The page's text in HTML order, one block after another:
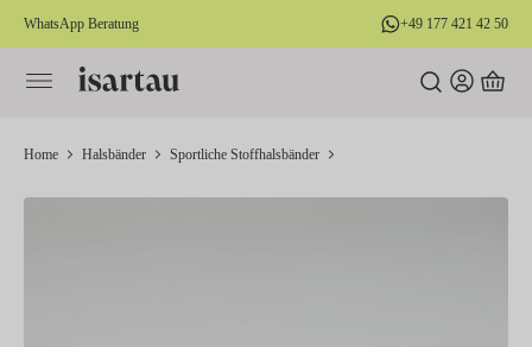
springen
WhatsApp Beratung +49 177 421 42 50
Home Halsbänder Sportliche Stoffhalsbänder